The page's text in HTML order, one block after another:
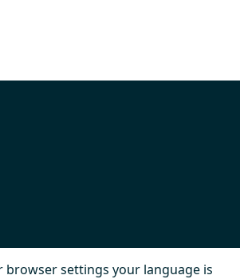
browser settings your language is